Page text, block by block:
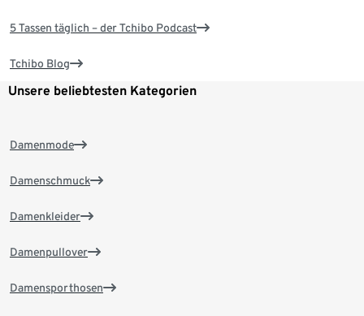
5 Tassen täglich – der Tchibo Podcast
Tchibo Blog
Unsere beliebtesten Kategorien
Damenmode
Damenschmuck
Damenkleider
Damenpullover
Damensporthosen